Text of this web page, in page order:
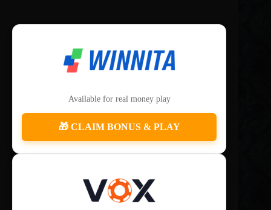
Available for real money play
🎁 CLAIM BONUS & PLAY